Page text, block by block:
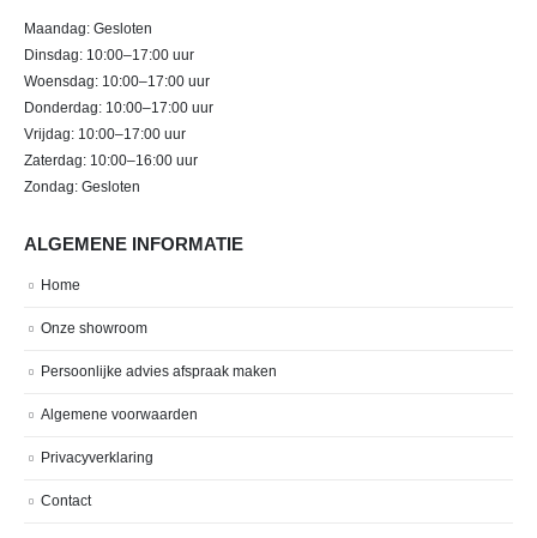
Maandag: Gesloten
Dinsdag: 10:00–17:00 uur
Woensdag: 10:00–17:00 uur
Donderdag: 10:00–17:00 uur
Vrijdag: 10:00–17:00 uur
Zaterdag: 10:00–16:00 uur
Zondag: Gesloten
ALGEMENE INFORMATIE
Home
Onze showroom
Persoonlijke advies afspraak maken
Algemene voorwaarden
Privacyverklaring
Contact